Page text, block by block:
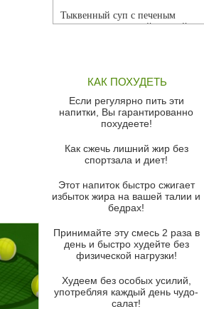
Тыквенный суп с печеным
чесноком и томатной сальсой
красного перца
Парижский луковый суп
Суп из спаржи и горошка с
Суп-крем из цветной капусты
Французский луковый суп
Суп из баклажанов с моцареллой
Грибной крем-суп с кростини с
козьим сыром
Суп мисо с зеленым луком и
тофу
КАК ПОХУДЕТЬ
Если регулярно пить эти
напитки, Вы гарантированно
похудеете!
Как сжечь лишний жир без
спортзала и диет!
Этот напиток быстро сжигает
избыток жира на вашей талии и
бедрах!
Принимайте эту смесь 2 раза в
день и быстро худейте без
физической нагрузки!
Худеем без особых усилий,
употребляя каждый день чудо-
салат!